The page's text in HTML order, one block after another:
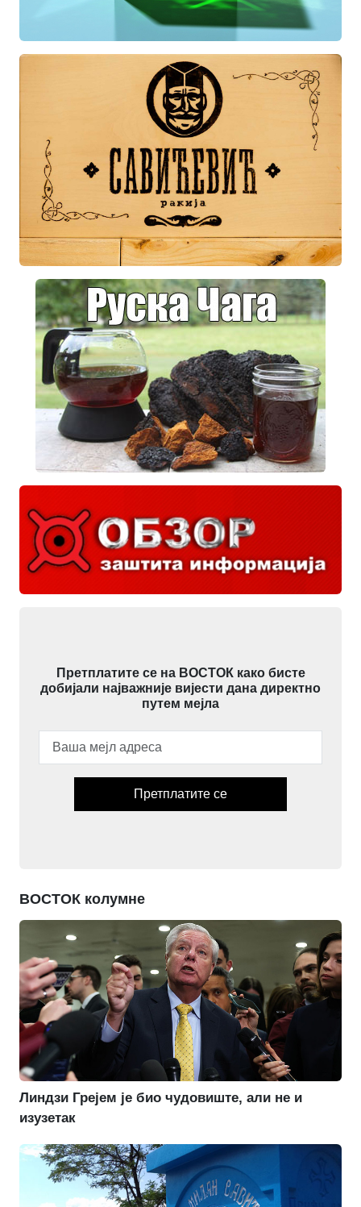
Претплатите се на ВОСТОК како бисте
добијали најважније вијести дана директно
путем мејла
Претплатите се
ВОСТОК колумне
Линдзи Грејем је био чудовиште, али не и
изузетак